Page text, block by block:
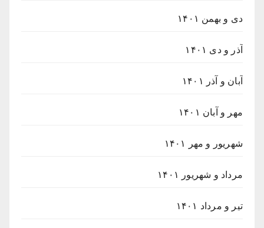
دی و بهمن ۱۴۰۱
آذر و دی ۱۴۰۱
آبان و آذر ۱۴۰۱
مهر و آبان ۱۴۰۱
شهریور و مهر ۱۴۰۱
مرداد و شهریور ۱۴۰۱
تیر و مرداد ۱۴۰۱